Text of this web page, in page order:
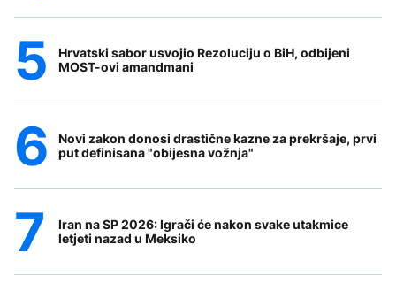
Hrvatski sabor usvojio Rezoluciju o BiH, odbijeni
MOST-ovi amandmani
Novi zakon donosi drastične kazne za prekršaje, prvi
put definisana "obijesna vožnja"
Iran na SP 2026: Igrači će nakon svake utakmice
letjeti nazad u Meksiko